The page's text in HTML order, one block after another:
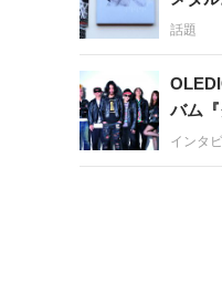
話題
バム
イン